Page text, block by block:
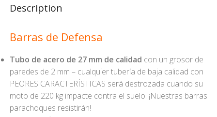
Description
Barras de Defensa
Tubo de acero de 27 mm de calidad con un grosor de
paredes de 2 mm – cualquier tubería de baja calidad con
PEORES CARACTERÍSTICAS será destrozada cuando su
moto de 220 kg impacte contra el suelo. ¡Nuestras barras
parachoques resistirán!